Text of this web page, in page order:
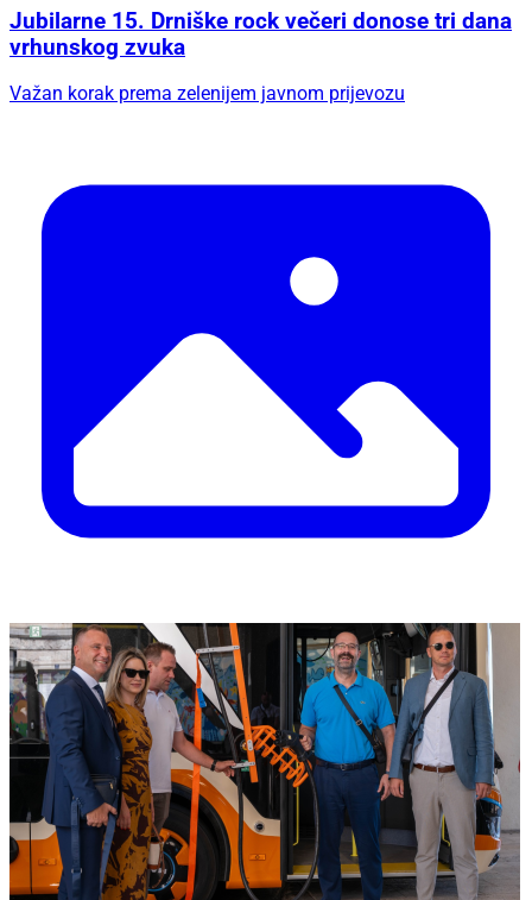
Jubilarne 15. Drniške rock večeri donose tri dana
vrhunskog zvuka
Važan korak prema zelenijem javnom prijevozu